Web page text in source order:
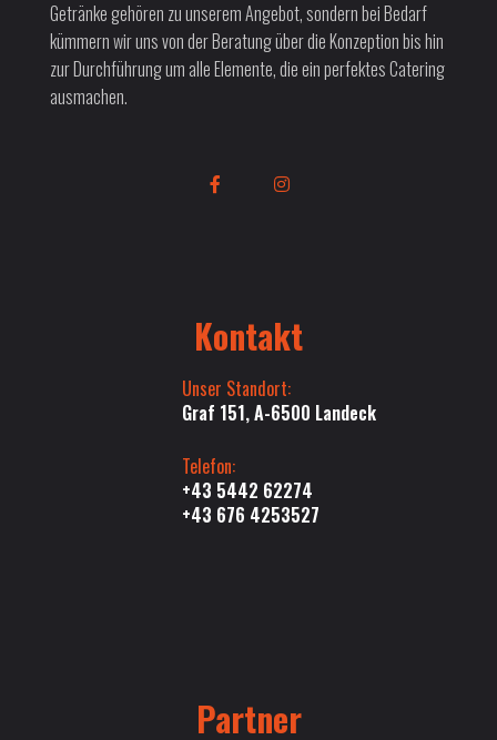
Getränke gehören zu unserem Angebot, sondern bei Bedarf
kümmern wir uns von der Beratung über die Konzeption bis hin
zur Durchführung um alle Elemente, die ein perfektes Catering
ausmachen.
Kontakt
Unser Standort:
Graf 151, A-6500 Landeck
Telefon:
+43 5442 62274
+43 676 4253527
Partner